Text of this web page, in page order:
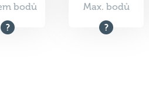
bodů Max. bodů